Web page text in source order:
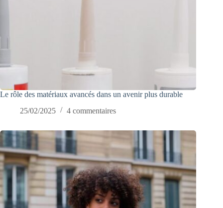
Le rôle des matériaux avancés dans un avenir plus durable
25/02/2025
4 commentaires